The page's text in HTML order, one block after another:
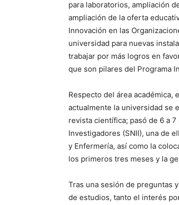
para laboratorios, ampliación
ampliación de la oferta
Innovación en las
universidad para nuevas
trabajar por más logros en
que son pilares del Programa
Respecto del área académica,
actualmente la universidad se
revista científica; pasó de 6 a
Investigadores (SNII), una de
y Enfermería, así como la
los primeros tres meses y la
Tras una sesión de preguntas
de estudios, tanto el interés